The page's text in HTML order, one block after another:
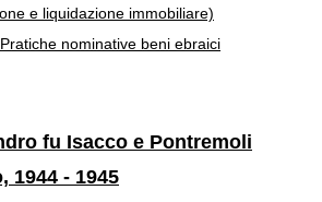
e liquidazione immobiliare)
Pratiche nominative beni ebraici
fu Isacco e Pontremoli
1944 - 1945